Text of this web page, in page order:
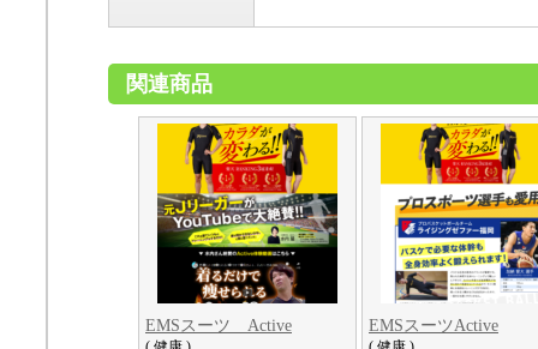
関連商品
EMSスーツ Active EMSスーツActive